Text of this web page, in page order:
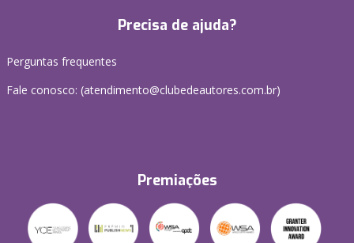
Precisa de ajuda?
Perguntas frequentes
Fale conosco: (atendimento@clubedeautores.com.br)
Premiações